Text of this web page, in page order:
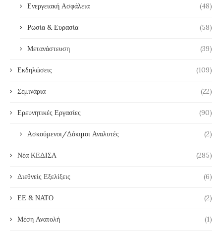
Ενεργειακή Ασφάλεια (48)
Ρωσία & Ευρασία (58)
Μετανάστευση (39)
Εκδηλώσεις (109)
Σεμινάρια (22)
Ερευνητικές Εργασίες (90)
Ασκούμενοι/Δόκιμοι Αναλυτές (2)
Νέα ΚΕΔΙΣΑ (285)
Διεθνείς Εξελίξεις (6)
ΕΕ & ΝΑΤΟ (2)
Μέση Ανατολή (1)